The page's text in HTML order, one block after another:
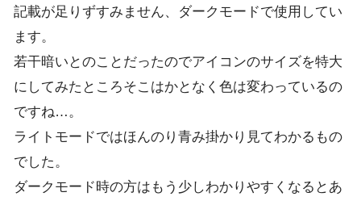
記載が足りずすみません、ダークモードで使用してい
ます。
若干暗いとのことだったのでアイコンのサイズを特大
にしてみたところそこはかとなく色は変わっているの
ですね…。
ライトモードではほんのり青み掛かり見てわかるもの
でした。
ダークモード時の方はもう少しわかりやすくなるとあ